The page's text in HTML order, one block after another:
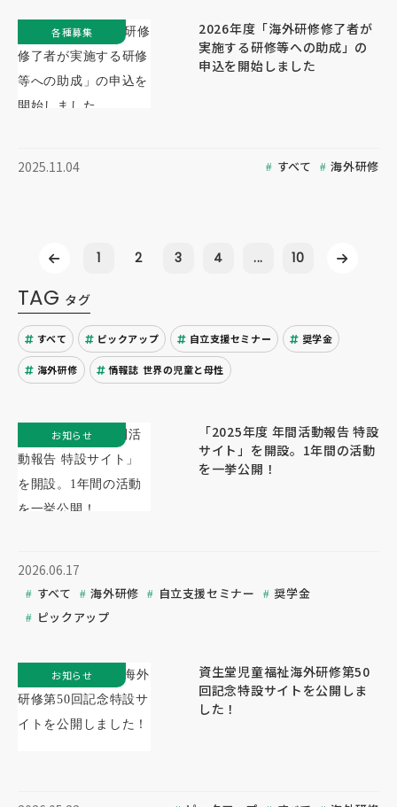
2026年度「海外研修修了者が
実施する研修等への助成」の
申込を開始しました
2025.11.04 すべて 海外研修
各種募集
1 2 3 4 ... 10
TAG タグ
すべて ピックアップ 自立支援セミナー 奨学金
海外研修 情報誌 世界の児童と母性
「2025年度 年間活動報告 特設
サイト」を開設。1年間の活動
を一挙公開！
2026.06.17
すべて 海外研修 自立支援セミナー
奨学金
ピックアップ
お知らせ
資生堂児童福祉海外研修第50
回記念特設サイトを公開しま
した！
お知らせ